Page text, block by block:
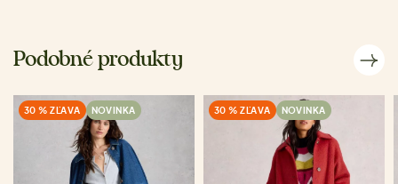
Podobné produkty
30 % ZĽAVA NOVINKA 30 % ZĽAVA NOVINKA